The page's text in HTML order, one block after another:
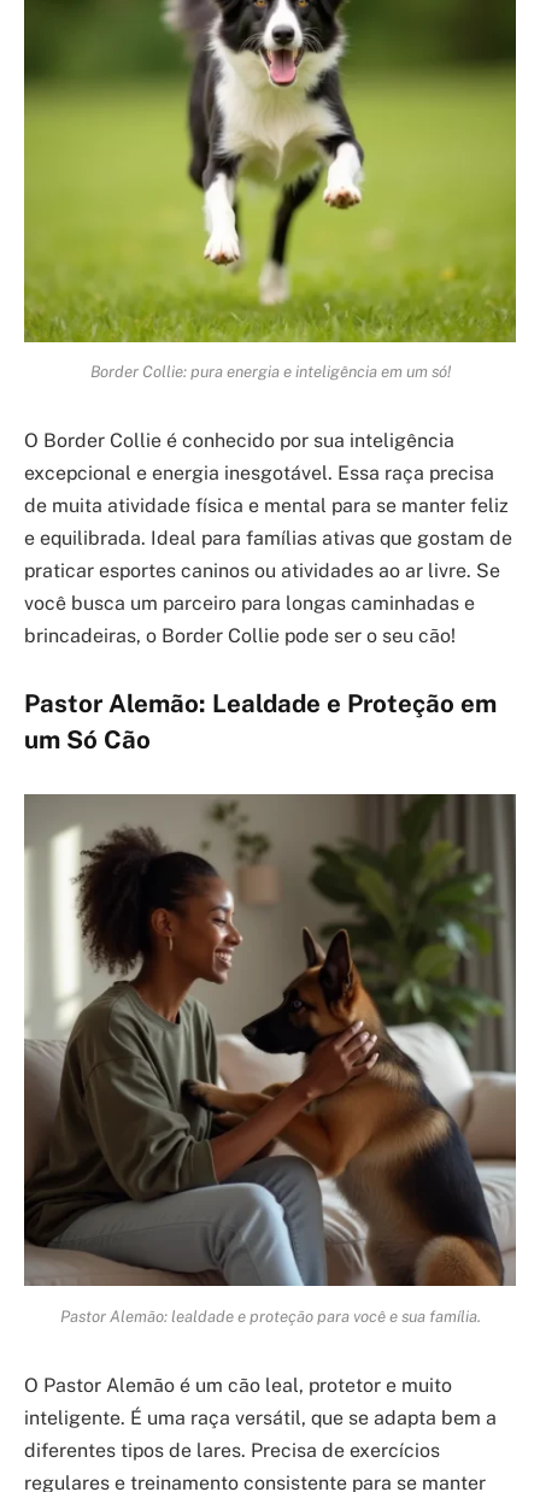
Border Collie: pura energia e inteligência em um só!
O Border Collie é conhecido por sua inteligência
excepcional e energia inesgotável. Essa raça precisa
de muita atividade física e mental para se manter feliz
e equilibrada. Ideal para famílias ativas que gostam de
praticar esportes caninos ou atividades ao ar livre. Se
você busca um parceiro para longas caminhadas e
brincadeiras, o Border Collie pode ser o seu cão!
Pastor Alemão: Lealdade e Proteção em
um Só Cão
Pastor Alemão: lealdade e proteção para você e sua família.
O Pastor Alemão é um cão leal, protetor e muito
inteligente. É uma raça versátil, que se adapta bem a
diferentes tipos de lares. Precisa de exercícios
regulares e treinamento consistente para se manter